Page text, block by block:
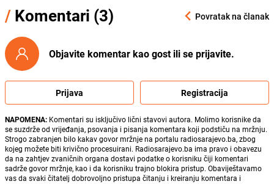
/ Komentari (3) Povratak na članak
Objavite komentar kao gost ili se prijavite.
Prijava Registracija
NAPOMENA: Komentari su isključivo lični stavovi autora. Molimo korisnike da
se suzdrže od vrijeđanja, psovanja i pisanja komentara koji podstiču na mržnju.
Strogo zabranjen bilo kakav govor mržnje na portalu radiosarajevo.ba, zbog
kojeg možete biti krivično procesuirani. Radiosarajevo.ba ima pravo i obavezu
da na zahtjev zvaničnih organa dostavi podatke o korisniku čiji komentari
sadrže govor mržnje, kao i da korisniku trajno blokira pristup. Obaviještavamo
vas da svaki čitatelj dobrovoljno pristupa čitanju i kreiranju komentara i